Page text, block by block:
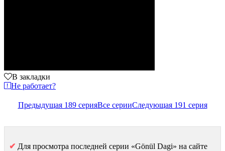
В закладки
Не работает?
Предыдущая 189 серияВсе серииСледующая 191 серия
✔ Для просмотра последней серии «Gönül Dagi» на сайте